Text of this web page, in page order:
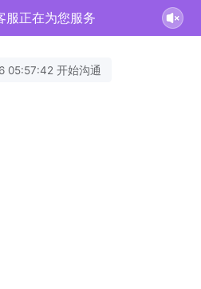
服正在为您服务
05:57:42 开始沟通